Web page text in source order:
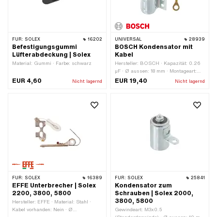
FÜR: SOLEX 16202
Befestigungsgummi
Lüfterabdeckung | Solex
Material: Gummi · Farbe: schwarz
EUR 4,60 Nicht lagernd
UNIVERSAL 28939
BOSCH Kondensator mit
Kabel
Hersteller: BOSCH · Kapazität: 0.26
µF · Ø aussen: 18 mm · Montageart:
Lasche zum Schrauben · Höhe: 31.5
mm · Anschlussart: Kabel zum
Anwendungsbereich: Standard · NSU
OEM-Nr.: 33-17-00-902 · BOSCH
OEM-Nr.: 1 237 330 821
EUR 19,40 Nicht lagernd
FÜR: SOLEX 16389
EFFE Unterbrecher | Solex
2200, 3800, 5800
Hersteller: EFFE · Material: Stahl ·
Kabel vorhanden: Nein · Ø
FÜR: SOLEX 25841
Kondensator zum
Schrauben | Solex 2000,
3800, 5800
Gewindeart: M3x0.5